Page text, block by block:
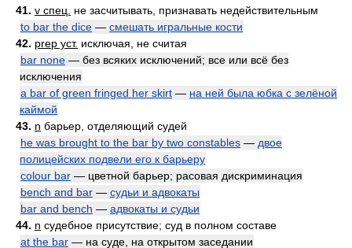
41. v спец.
не засчитывать, признавать недействительным
to bar the dice — смешать игральные кости
42. prep уст. исключая, не считая
bar none — без всяких исключений; все или всё без
исключения
a bar of green fringed her skirt — на ней была юбка с зелёной
каймой
43. n барьер, отделяющий судей
he was brought to the bar by two constables — двое
полицейских подвели его к барьеру
colour bar — цветной барьер; расовая дискриминация
bench and bar — судьи и адвокаты
bar and bench — адвокаты и судьи
44. n судебное присутствие; суд в полном составе
at the bar — на суде, на открытом заседании